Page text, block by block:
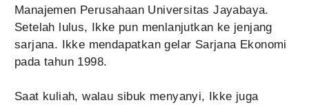
Manajemen Perusahaan Universitas Jayabaya.
Setelah lulus, Ikke pun menlanjutkan ke jenjang
sarjana. Ikke mendapatkan gelar Sarjana Ekonomi
pada tahun 1998.
Saat kuliah, walau sibuk menyanyi, Ikke juga